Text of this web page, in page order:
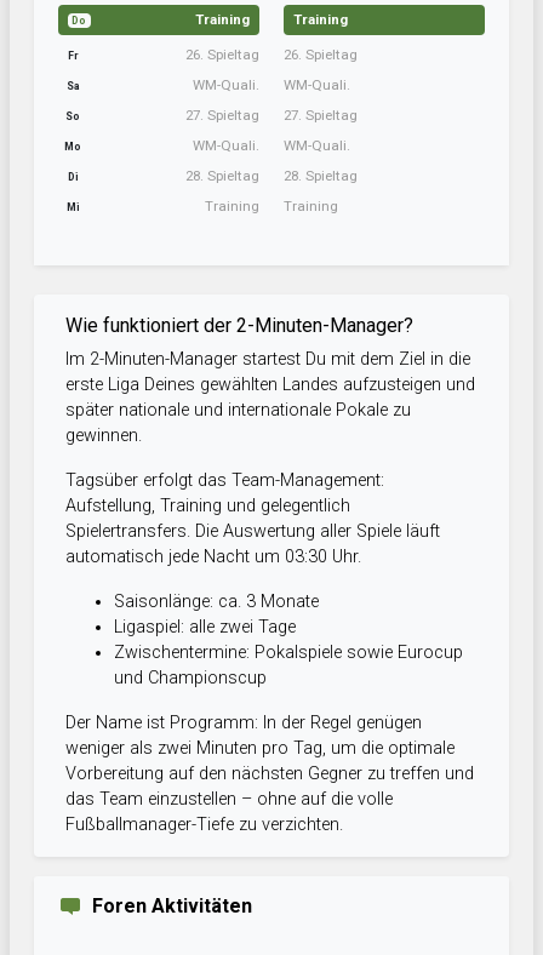
Do Training
Fr 26. Spieltag
Sa WM-Quali.
So 27. Spieltag
Mo WM-Quali.
Di 28. Spieltag
Mi Training
Training
26. Spieltag
WM-Quali.
27. Spieltag
WM-Quali.
28. Spieltag
Training
Wie funktioniert der 2-Minuten-Manager?
Im 2-Minuten-Manager startest Du mit dem Ziel in die
erste Liga Deines gewählten Landes aufzusteigen und
später nationale und internationale Pokale zu
gewinnen.
Tagsüber erfolgt das Team-Management:
Aufstellung, Training und gelegentlich
Spielertransfers. Die Auswertung aller Spiele läuft
automatisch jede Nacht um 03:30 Uhr.
Saisonlänge: ca. 3 Monate
Ligaspiel: alle zwei Tage
Zwischentermine: Pokalspiele sowie Eurocup
und Championscup
Der Name ist Programm: In der Regel genügen
weniger als zwei Minuten pro Tag, um die optimale
Vorbereitung auf den nächsten Gegner zu treffen und
das Team einzustellen – ohne auf die volle
Fußballmanager-Tiefe zu verzichten.
Foren Aktivitäten